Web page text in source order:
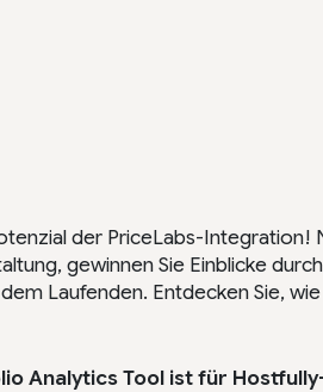
der PriceLabs-Integration!
gewinnen Sie Einblicke
Laufenden. Entdecken Sie,
Analytics Tool ist für Hostfully-